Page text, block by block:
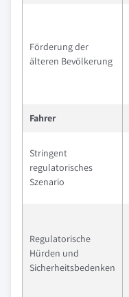
Förderung der
älteren Bevölkerung
Fahrer
Stringent
regulatorisches
Szenario
Regulatorische
Hürden und
Sicherheitsbedenken